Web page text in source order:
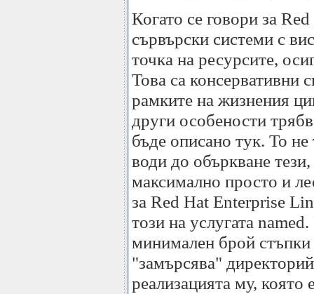
Когато се говори за
сървърски системи с
точка на ресурсите,
Това са консервативни
рамките на жизнения
други особености
бъде описано тук. То
води до объркване
максимално просто и
за Red Hat Enterprise
този на услугата
минимален брой стъпки
"замърсява"
реализацията му, която